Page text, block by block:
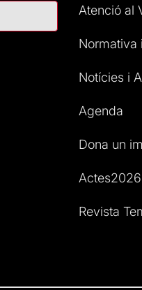
Atenció al
Normativa
Notícies i
Agenda
Dona un
Actes2026
Revista